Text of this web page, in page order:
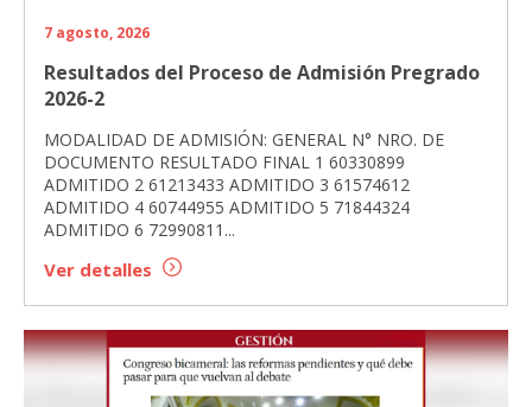
7 agosto, 2026
Resultados del Proceso de Admisión Pregrado
2026-2
MODALIDAD DE ADMISIÓN: GENERAL N° NRO. DE
DOCUMENTO RESULTADO FINAL 1 60330899
ADMITIDO 2 61213433 ADMITIDO 3 61574612
ADMITIDO 4 60744955 ADMITIDO 5 71844324
ADMITIDO 6 72990811...
Ver detalles